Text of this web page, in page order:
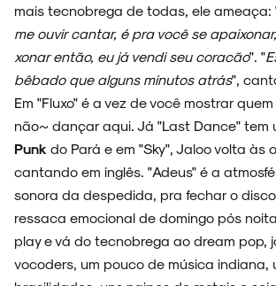
NOIZE RECORD CLUB
SOBRE
mais tecnobrega de todas, ele ameaça:
me ouvir cantar, é pra você se
xonar então, eu já vendi seu coracão". "
bêbado que alguns minutos atrás",
Em "Fluxo" é a vez de você mostrar
não~ dançar aqui. Já "Last Dance" tem
Punk do Pará e em "Sky", Jaloo volta às
cantando em inglês. "Adeus" é a
sonora da despedida, pra fechar o
ressaca emocional de domingo pós
play e vá do tecnobrega ao dream pop,
vocoders, um pouco de música indiana,